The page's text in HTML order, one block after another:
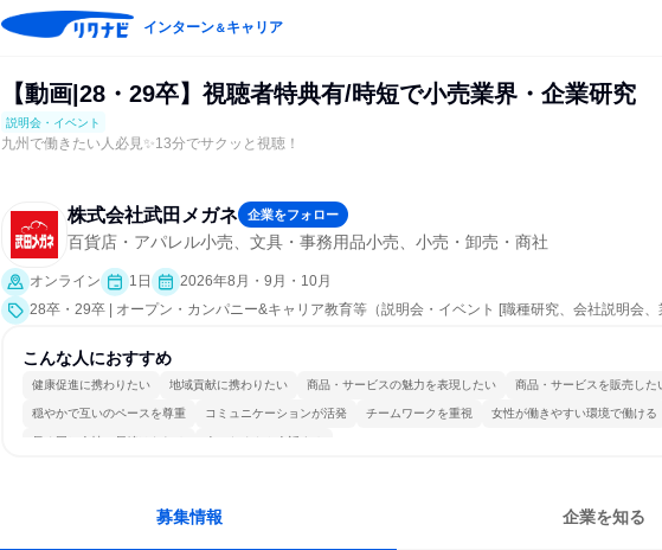
インターン＆キャリア
【動画|28・29卒】視聴者特典有/時短で小売業界・企業研究
説明会・イベント
九州で働きたい人必見✨13分でサクッと視聴！
株式会社武田メガネ 企業をフォロー
百貨店・アパレル小売、文具・事務用品小売、小売・卸売・商社
オンライン 1日
2026年8月・9月・10月
28卒・29卒 | オープン・カンパニー&キャリア教育等（説明会・イベント [職種研究、会社説明会
こんな人におすすめ
健康促進に携わりたい 地域貢献に携わりたい 商品・サービスの魅力を表現したい 商品・サービスを販売した
穏やかで互いのペースを尊重 コミュニケーションが活発 チームワークを重視 女性が働きやすい環境で働ける
長く同じ会社に居続けられる 人とたくさん会話する
募集情報 企業を知る